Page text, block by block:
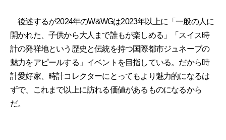
後述するが2024年のW&WGは2023年以上に「一般の人に
開かれた、子供から大人まで誰もが楽しめる」「スイス時
計の発祥地という歴史と伝統を持つ国際都市ジュネーブの
魅力をアピールする」イベントを目指している。だから時
計愛好家、時計コレクターにとってもより魅力的になるは
ずで、これまで以上に訪れる価値があるものになるから
だ。